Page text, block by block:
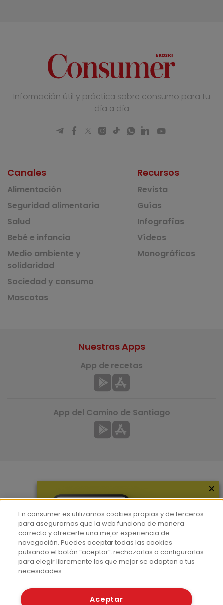
Información útil y práctica sobre consumo para tu
día a día
Canales
Alimentación
Seguridad alimentaria
Salud
Bebé e infancia
Medio ambiente y
solidaridad
Sociedad y consumo
Mascotas
Recursos
Revista
Guías
Infografías
Vídeos
Monográficos
Hemeroteca
Contacto
Prensa
Corpus Lingüístico Consumer
Nuestras Apps
App de recetas
App del Camino de Santiago
© Fundación EROSKI
×
En consumer.es utilizamos cookies propias y de terceros
para asegurarnos que la web funciona de manera
correcta y ofrecerte una mejor experiencia de
navegación. Puedes aceptar todas las cookies
pulsando el botón “aceptar”, rechazarlas o configurarlas
para elegir libremente las que mejor se adaptan a tus
necesidades.
Aceptar